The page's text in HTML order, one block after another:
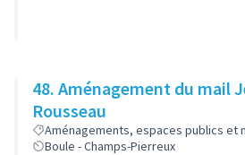
48. Aménagement du mail
Rousseau
Aménagements, espaces publics et
Boule - Champs-Pierreux